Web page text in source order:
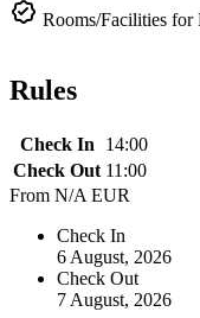
Rooms/Facilities for
Rules
Check In
14:00
Check Out 11:00
From N/A EUR
Check In
6 August, 2026
Check Out
7 August, 2026